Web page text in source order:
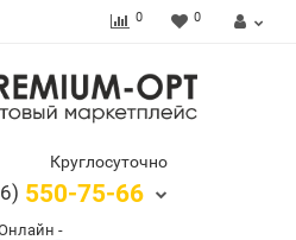
0 0
Круглосуточно
550-75-66
-